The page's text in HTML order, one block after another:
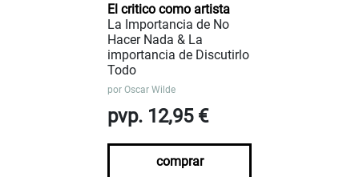
El critico como artista
La Importancia de No
Hacer Nada & La
importancia de Discutirlo
Todo
por Oscar Wilde
pvp. 12,95 €
comprar